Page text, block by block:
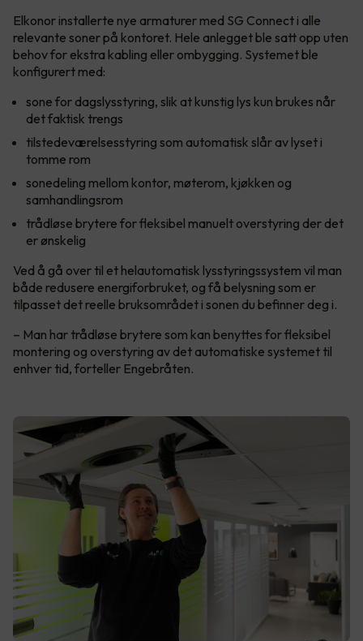
Elkonor installerte nye armaturer med SG Connect i alle
relevante soner på kontoret. Hele anlegget ble satt opp uten
behov for ekstra kabling eller ombygging. Systemet ble
konfigurert med:
sone for dagslysstyring, slik at kunstig lys kun brukes når
det faktisk trengs
tilstedeværelsesstyring som automatisk slår av lyset i
tomme rom
sonedeling mellom kontor, møterom, kjøkken og
samhandlingsrom
trådløse brytere for fleksibel manuelt overstyring der det
er ønskelig
Ved å gå over til et helautomatisk lysstyringssystem vil man
både redusere energiforbruket, og få belysning som er
tilpasset det reelle bruksområdet i sonen du befinner deg i.
– Man har trådløse brytere som kan benyttes for fleksibel
montering og overstyring av det automatiske systemet til
enhver tid, forteller Engebråten.